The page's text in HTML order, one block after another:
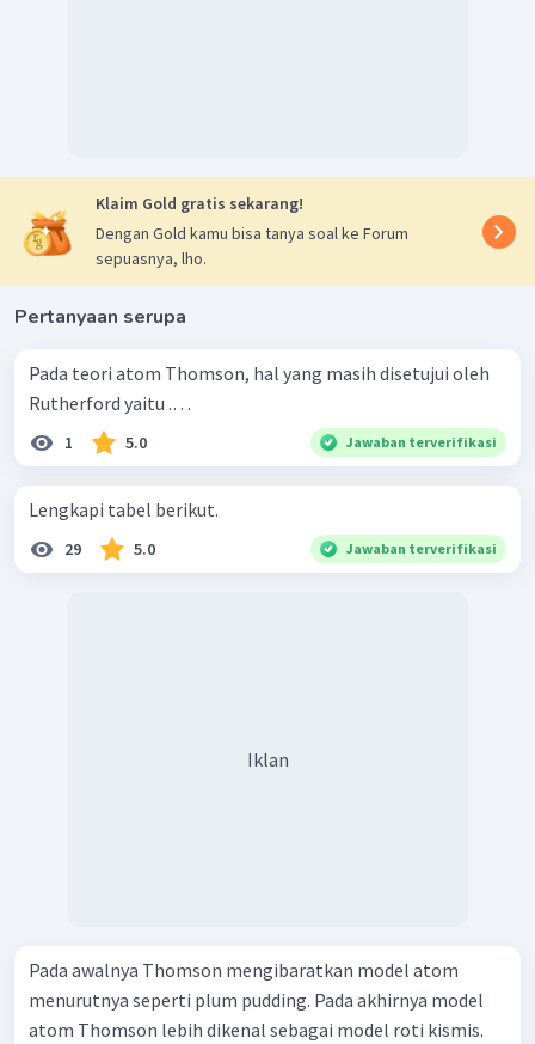
Klaim Gold gratis sekarang!
Dengan Gold kamu bisa tanya soal ke Forum
sepuasnya, lho.
Pertanyaan serupa
Pada teori atom Thomson, hal yang masih disetujui oleh
Rutherford yaitu .…
1 5.0 Jawaban terverifikasi
Lengkapi tabel berikut.
29 5.0 Jawaban terverifikasi
Iklan
Pada awalnya Thomson mengibaratkan model atom
menurutnya seperti plum pudding. Pada akhirnya model
atom Thomson lebih dikenal sebagai model roti kismis.